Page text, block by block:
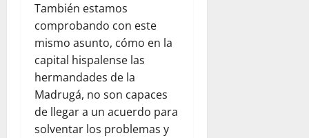
También estamos
comprobando con este
mismo asunto, cómo en la
capital hispalense las
hermandades de la
Madrugá, no son capaces
de llegar a un acuerdo para
solventar los problemas y